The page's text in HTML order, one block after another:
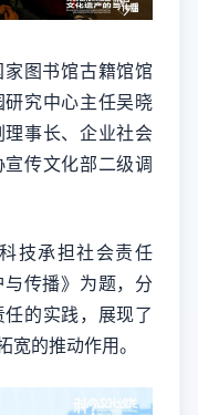
图书馆古籍馆馆
究中心主任吴晓
事长、企业社会
传文化部二级调
技承担社会责任
传播》为题，分
的实践，展现了
的推动作用。